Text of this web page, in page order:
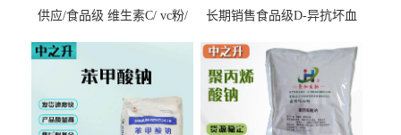
供应/食品级 维生素C/ vc粉/
长期销售食品级D-异抗坏血